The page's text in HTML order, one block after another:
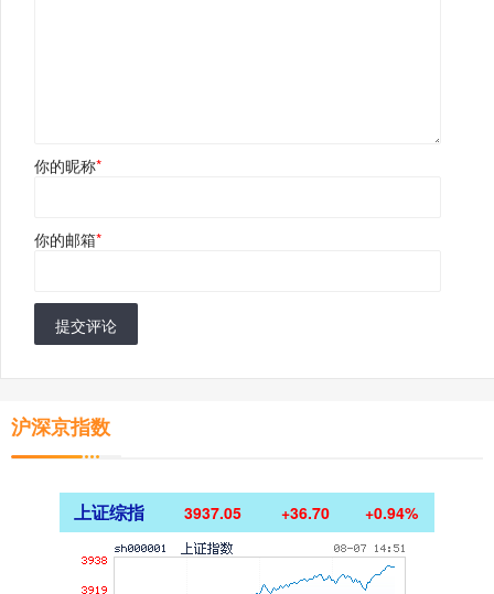
你的昵称*
你的邮箱*
提交评论
沪深京指数
上证综指 3937.05 +36.70 +0.94%